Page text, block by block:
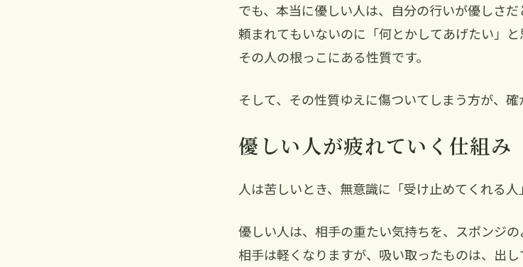
でも、本当に優しい人は、自分の行いが優しさだ
頼まれてもいないのに「何とかしてあげたい」と
その人の根っこにある性質です。
そして、その性質ゆえに傷ついてしまう方が、確
優しい人が疲れていく仕組み
人は苦しいとき、無意識に「受け止めてくれる人
優しい人は、相手の重たい気持ちを、スポンジの
相手は軽くなりますが、吸い取ったものは、出